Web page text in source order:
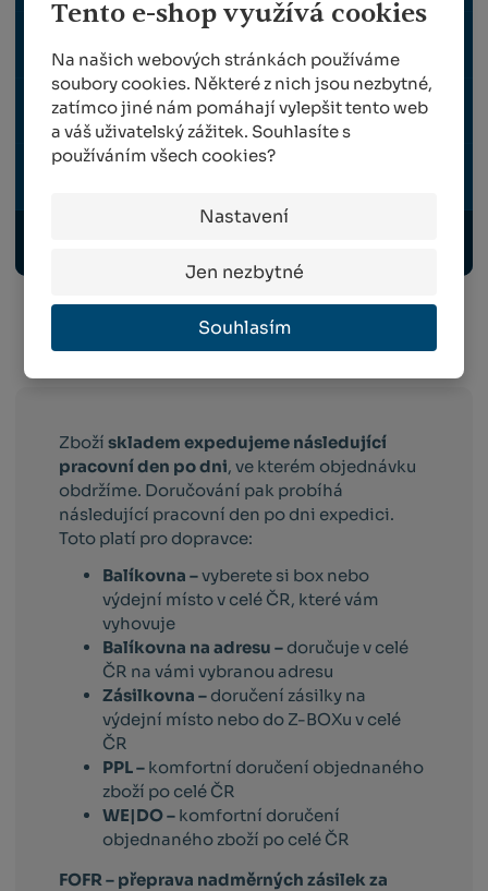
Tento e-shop využívá cookies
Na našich webových stránkách používáme
soubory cookies. Některé z nich jsou nezbytné,
zatímco jiné nám pomáhají vylepšit tento web
a váš uživatelský zážitek. Souhlasíte s
používáním všech cookies?
Nastavení
Jen nezbytné
Souhlasím
SKLIZEŇ A ROUBOVÁNÍ
Info o přepravě:
Zbožískladem expedujeme následující
pracovní den po dni, ve kterém objednávku
obdržíme. Doručování pak probíhá
následující pracovní den po dni expedici.
Toto platí pro dopravce:
Balíkovna –vyberete si box nebo
výdejní místo v celé ČR, které vám
vyhovuje
Balíkovna na adresu – doručuje v celé
ČR na vámi vybranou adresu
Zásilkovna – doručení zásilky na
výdejní místo nebo do Z-BOXu v celé
ČR
PPL – komfortní doručení objednaného
zboží po celé ČR
WE|DO – komfortní doručení
objednaného zboží po celé ČR
FOFR – přeprava nadměrných zásilek za